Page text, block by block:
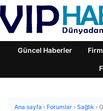
Güncel Haberler
Ana sayfa › Forumlar › Sağlık ›